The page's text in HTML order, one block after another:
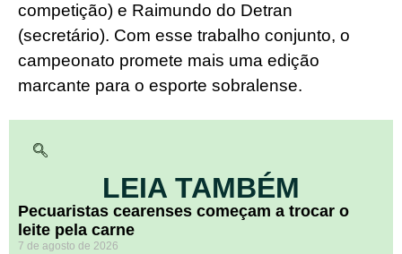
competição) e Raimundo do Detran
(secretário). Com esse trabalho conjunto, o
campeonato promete mais uma edição
marcante para o esporte sobralense.
LEIA TAMBÉM
Pecuaristas cearenses começam a trocar o
leite pela carne
7 de agosto de 2026